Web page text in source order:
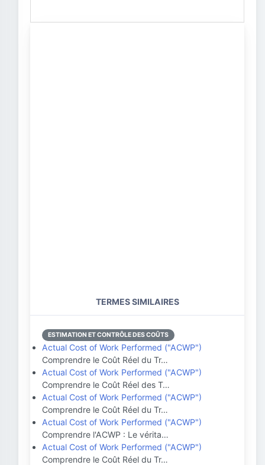
TERMES SIMILAIRES
ESTIMATION ET CONTRÔLE DES COÛTS
Actual Cost of Work Performed ("ACWP")
Comprendre le Coût Réel du Tr…
Actual Cost of Work Performed ("ACWP")
Comprendre le Coût Réel des T…
Actual Cost of Work Performed ("ACWP")
Comprendre le Coût Réel du Tr…
Actual Cost of Work Performed ("ACWP")
Comprendre l'ACWP : Le vérita…
Actual Cost of Work Performed ("ACWP")
Comprendre le Coût Réel du Tr…